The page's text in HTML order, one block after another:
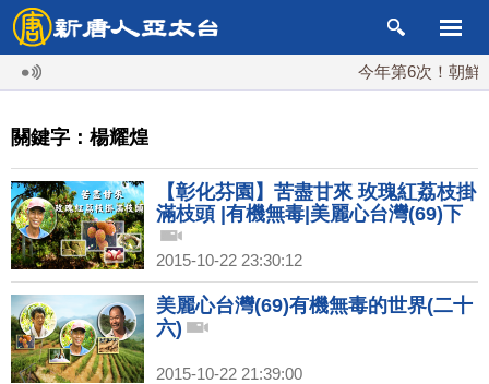
今年第6次！朝鮮
關鍵字：楊耀煌
【彰化芬園】苦盡甘來 玫瑰紅荔枝掛
滿枝頭 |有機無毒|美麗心台灣(69)下
2015-10-22 23:30:12
美麗心台灣(69)有機無毒的世界(二十
六)
2015-10-22 21:39:00